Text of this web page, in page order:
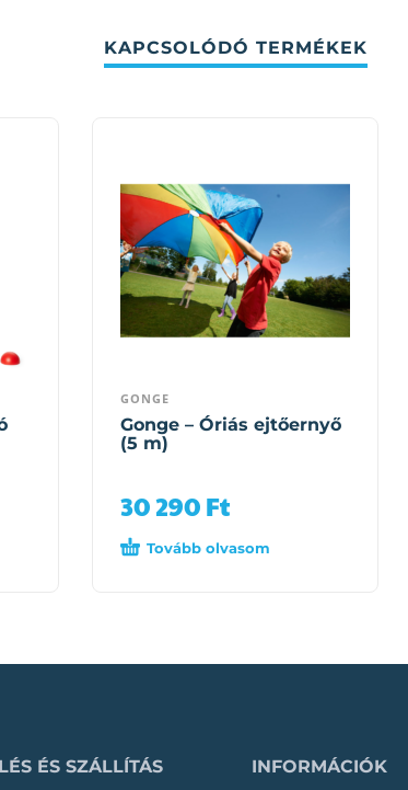
KAPCSOLÓDÓ TERMÉKEK
GONGE
Gonge – Óriás ejtőernyő
(5 m)
30 290Ft
Tovább olvasom
ÉS SZÁLLÍTÁS INFORMÁCIÓK